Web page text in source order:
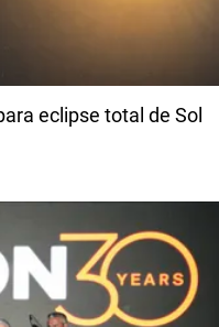
eclipse total de Sol